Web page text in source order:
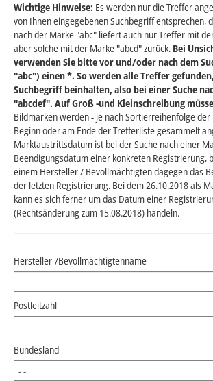
Wichtige Hinweise: Es werden nur die Treffer
von Ihnen eingegebenen Suchbegriff entsprechen,
nach der Marke "abc" liefert auch nur Treffer mit
aber solche mit der Marke "abcd" zurück. Bei
verwenden Sie bitte vor und/oder nach dem
"abc") einen *. So werden alle Treffer
Suchbegriff beinhalten, also bei einer Suche
"abcdef". Auf Groß -und Kleinschreibung
Bildmarken werden - je nach Sortierreihenfolge der
Beginn oder am Ende der Trefferliste gesammelt
Marktaustrittsdatum ist bei der Suche nach einer
Beendigungsdatum einer konkreten Registrierung,
einem Hersteller / Bevollmächtigten dagegen das
der letzten Registrierung. Bei dem 26.10.2018 als
kann es sich ferner um das Datum einer
(Rechtsänderung zum 15.08.2018) handeln.
Hersteller-/Bevollmächtigtenname
Postleitzahl
Bundesland